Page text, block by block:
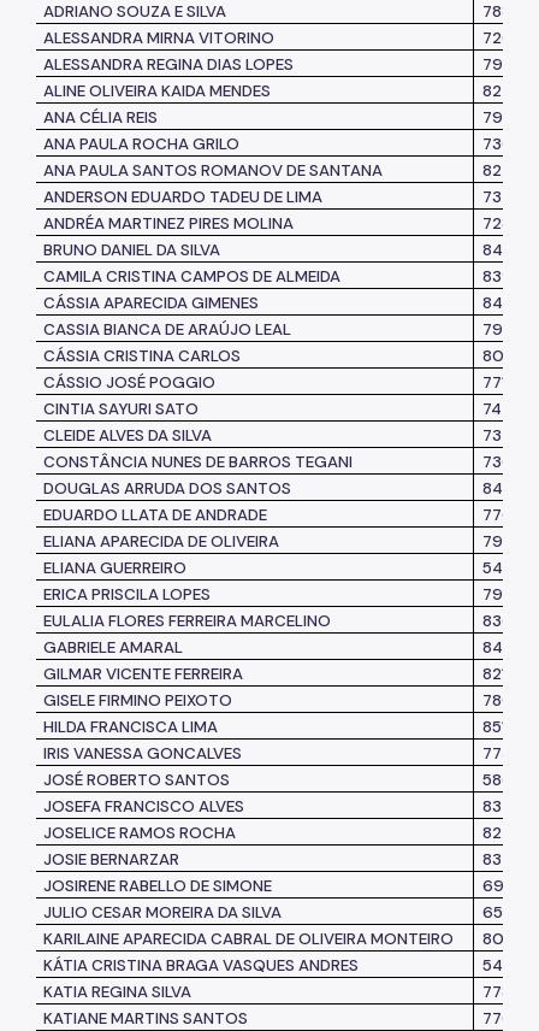
ADRIANO SOUZA E SILVA
ALESSANDRA MIRNA VITORINO
ALESSANDRA REGINA DIAS LOPES
ALINE OLIVEIRA KAIDA MENDES
ANA CÉLIA REIS
ANA PAULA ROCHA GRILO
ANA PAULA SANTOS ROMANOV DE SANTANA
ANDERSON EDUARDO TADEU DE LIMA
ANDRÉA MARTINEZ PIRES MOLINA
BRUNO DANIEL DA SILVA
CAMILA CRISTINA CAMPOS DE ALMEIDA
CÁSSIA APARECIDA GIMENES
CASSIA BIANCA DE ARAÚJO LEAL
CÁSSIA CRISTINA CARLOS
CÁSSIO JOSÉ POGGIO
CINTIA SAYURI SATO
CLEIDE ALVES DA SILVA
CONSTÂNCIA NUNES DE BARROS TEGANI
DOUGLAS ARRUDA DOS SANTOS
EDUARDO LLATA DE ANDRADE
ELIANA APARECIDA DE OLIVEIRA
ELIANA GUERREIRO
ERICA PRISCILA LOPES
EULALIA FLORES FERREIRA MARCELINO
GABRIELE AMARAL
GILMAR VICENTE FERREIRA
GISELE FIRMINO PEIXOTO
HILDA FRANCISCA LIMA
IRIS VANESSA GONCALVES
JOSÉ ROBERTO SANTOS
JOSEFA FRANCISCO ALVES
JOSELICE RAMOS ROCHA
JOSIE BERNARZAR
JOSIRENE RABELLO DE SIMONE
JULIO CESAR MOREIRA DA SILVA
KARILAINE APARECIDA CABRAL DE OLIVEIRA MONTEIRO
KÁTIA CRISTINA BRAGA VASQUES ANDRES
KATIA REGINA SILVA
KATIANE MARTINS SANTOS